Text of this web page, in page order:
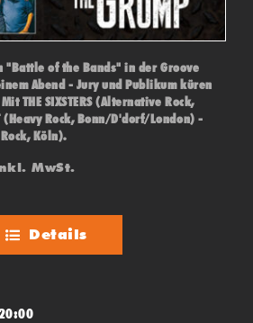
"Battle of the Bands" in der Groove
Abend - Jury und Publikum küren
THE SIXSTERS (Alternative Rock,
(Heavy Rock, Bonn/D'dorf/London) -
Rock, Köln).
MwSt.
Details